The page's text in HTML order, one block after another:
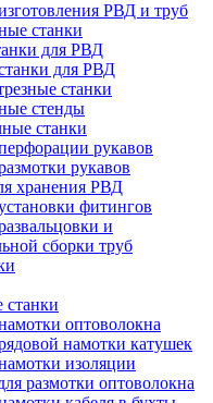
РВД и труб
станки
для РВД
для РВД
станки
стенды
станки
рукавов
рукавов
хранения РВД
фитингов
и
сборки труб
оптоволокна
намотки катушек
изоляции
размотки оптоволокна